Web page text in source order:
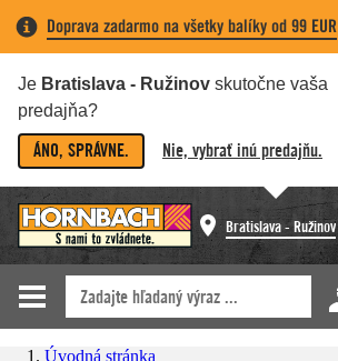
Doprava zadarmo na všetky balíky od 99 EUR
Je Bratislava - Ružinov skutočne vaša
predajňa?
ÁNO, SPRÁVNE. Nie, vybrať inú predajňu.
Bratislava - Ružinov
Úvodná stránka